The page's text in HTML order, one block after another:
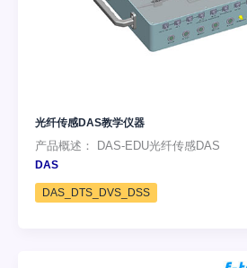
光纤传感DAS教学仪器
产品概述： DAS-EDU光纤传感DAS
DAS
DAS_DTS_DVS_DSS